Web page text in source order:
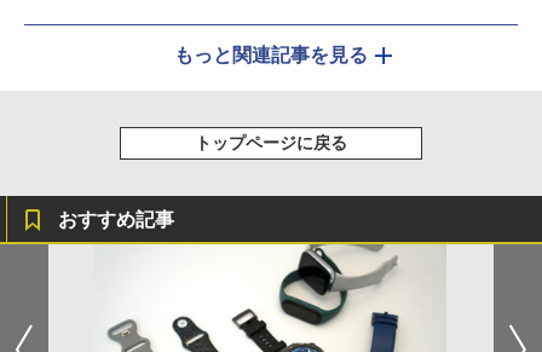
もっと関連記事を見る
トップページに戻る
おすすめ記事